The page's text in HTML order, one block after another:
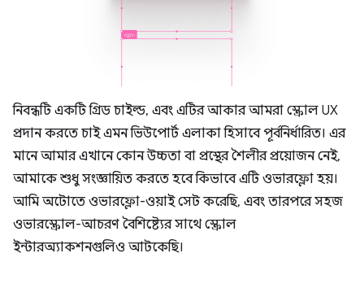
নিবন্ধটি একটি গ্রিড চাইল্ড, এবং এটির আকার আমরা স্ক্রোল UX
প্রদান করতে চাই এমন ভিউপোর্ট এলাকা হিসাবে পূর্বনির্ধারিত। এর
মানে আমার এখানে কোন উচ্চতা বা প্রস্থের শৈলীর প্রয়োজন নেই,
আমাকে শুধু সংজ্ঞায়িত করতে হবে কিভাবে এটি ওভারফ্লো হয়।
আমি অটোতে ওভারফ্লো-ওয়াই সেট করেছি, এবং তারপরে সহজ
ওভারস্ক্রোল-আচরণ বৈশিষ্ট্যের সাথে স্ক্রোল
ইন্টারঅ্যাকশনগুলিও আটকেছি।